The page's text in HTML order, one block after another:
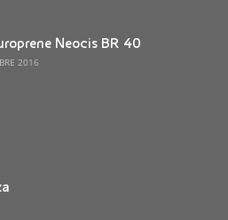
Neocis BR 40
2016